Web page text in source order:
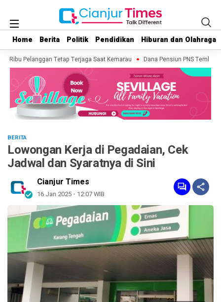
Home Berita Politik Pendidikan Hiburan dan Olahraga
Home Berita Politik Pendidikan Hiburan dan Olahraga
Pelanggan Tetap Terjaga Saat Kemarau Dana Pensiun PNS Tembus
BERITA
Lowongan Kerja di Pegadaian, Cek
Jadwal dan Syaratnya di Sini
Cianjur Times
16 Jan 2025 - 12:07 WIB